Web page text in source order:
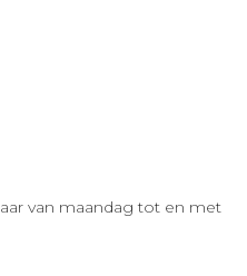
van maandag tot en met